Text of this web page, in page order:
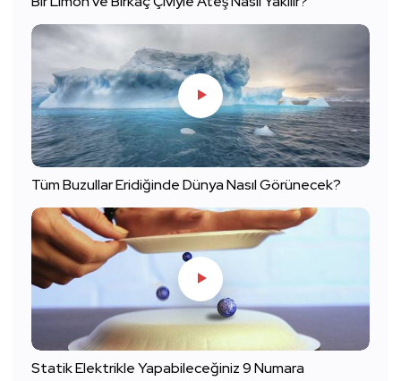
Tüm Buzullar Eridiğinde Dünya Nasıl Görünecek?
Statik Elektrikle Yapabileceğiniz 9 Numara